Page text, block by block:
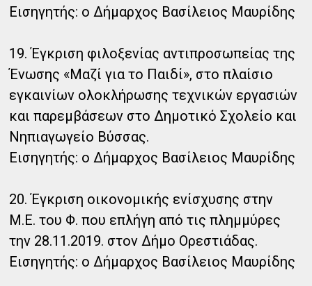
Εισηγητής: ο Δήμαρχος Βασίλειος Μαυρίδης
19. Έγκριση φιλοξενίας αντιπροσωπείας της
Ένωσης «Μαζί για το Παιδί», στο πλαίσιο
εγκαινίων ολοκλήρωσης τεχνικών εργασιών
και παρεμβάσεων στο Δημοτικό Σχολείο και
Νηπιαγωγείο Βύσσας.
Εισηγητής: ο Δήμαρχος Βασίλειος Μαυρίδης
20. Έγκριση οικονομικής ενίσχυσης στην
Μ.Ε. του Φ. που επλήγη από τις πλημμύρες
την 28.11.2019. στον Δήμο Ορεστιάδας.
Εισηγητής: ο Δήμαρχος Βασίλειος Μαυρίδης